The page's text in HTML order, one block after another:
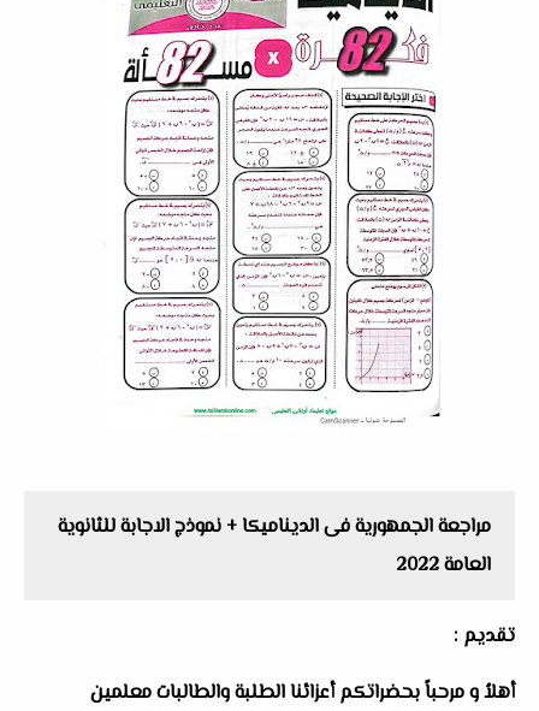
مراجعة الجمهورية فى الديناميكا + نموذج الاجابة للثانوية
العامة 2022
تقديم :
أهلاُ و مرحباً بحضراتكم أعزائنا الطلبة والطالبات معلمين